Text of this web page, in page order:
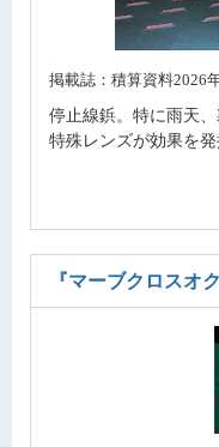
掲載誌：積算資料2026
停止線鋲。特に雨天
特殊レンズが効果を発
『マーブクロスオ